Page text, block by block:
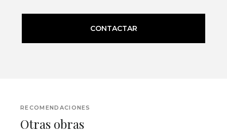
CONTACTAR
RECOMENDACIONES
Otras obras